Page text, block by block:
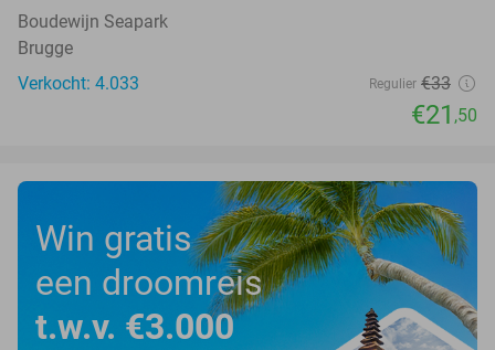
Boudewijn Seapark
Brugge
Verkocht: 4.033
Regulier €33
€21 ,50
Win gratis
een droomreis
t.w.v. €3.000